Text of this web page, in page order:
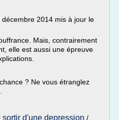
2014 mis à jour le
Mais, contrairement
elle est aussi une épreuve
? Ne vous étranglez
sortir d'une depression /